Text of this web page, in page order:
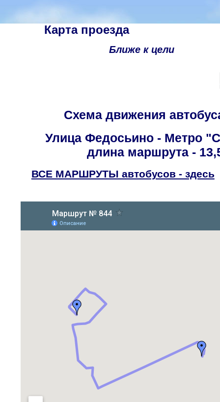
Карта проезда
Ближе к цели
Схема движения
Улица Федосьино - Метро
длина маршрута -
ВСЕ МАРШРУТЫ автобусов - здесь